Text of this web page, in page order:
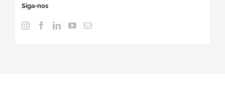
Siga-nos